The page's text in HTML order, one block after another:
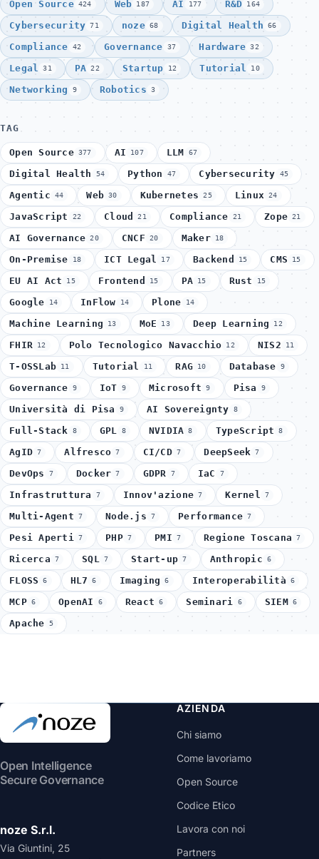
Open Source 424 Web 187 AI 177 R&D 164
Cybersecurity 71 noze 68 Digital Health 66
Compliance 42 Governance 37 Hardware 32
Legal 31 PA 22 Startup 12 Tutorial 10
Networking 9 Robotics 3
TAG
Open Source 377 AI 107 LLM 67
Digital Health 54 Python 47 Cybersecurity 45
Agentic 44 Web 30 Kubernetes 25 Linux 24
JavaScript 22 Cloud 21 Compliance 21 Zope 21
AI Governance 20 CNCF 20 Maker 18
On-Premise 18 ICT Legal 17 Backend 15 CMS 15
EU AI Act 15 Frontend 15 PA 15 Rust 15
Google 14 InFlow 14 Plone 14
Machine Learning 13 MoE 13 Deep Learning 12
FHIR 12 Polo Tecnologico Navacchio 12 NIS2 11
T-OSSLab 11 Tutorial 11 RAG 10 Database 9
Governance 9 IoT 9 Microsoft 9 Pisa 9
Università di Pisa 9 AI Sovereignty 8
Full-Stack 8 GPL 8 NVIDIA 8 TypeScript 8
AgID 7 Alfresco 7 CI/CD 7 DeepSeek 7
DevOps 7 Docker 7 GDPR 7 IaC 7
Infrastruttura 7 Innov'azione 7 Kernel 7
Multi-Agent 7 Node.js 7 Performance 7
Pesi Aperti 7 PHP 7 PMI 7 Regione Toscana 7
Ricerca 7 SQL 7 Start-up 7 Anthropic 6
FLOSS 6 HL7 6 Imaging 6 Interoperabilità 6
MCP 6 OpenAI 6 React 6 Seminari 6 SIEM 6
Apache 5
Open Intelligence
Secure Governance
noze S.r.l.
Via Giuntini, 25
AZIENDA
Chi siamo
Come lavoriamo
Open Source
Codice Etico
Lavora con noi
Partners